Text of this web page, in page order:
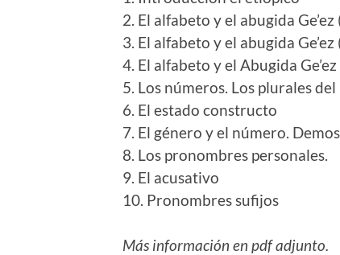
2. El alfabeto y el abugida Ge’ez
3. El alfabeto y el abugida Ge’ez
4. El alfabeto y el Abugida
5. Los números. Los plurales del
6. El estado constructo
7. El género y el número.
8. Los pronombres personales.
9. El acusativo
10. Pronombres sufijos
Más información en pdf adjunto.